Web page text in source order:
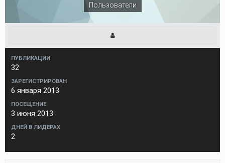
Пользователи
ПУБЛИКАЦИИ
32
ЗАРЕГИСТРИРОВАН
6 января 2013
ПОСЕЩЕНИЕ
3 июня 2013
ДНЕЙ В ЛИДЕРАХ
2